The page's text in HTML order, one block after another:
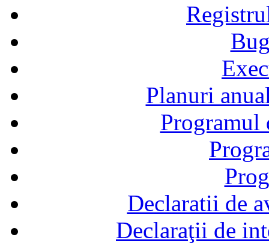
Planuri
Declaratii de
Declaraţii de